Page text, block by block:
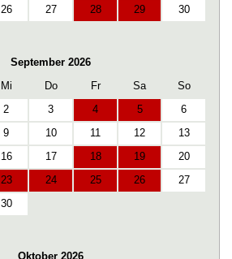
26 27 28 29
30
September 2026
Mi Do Fr Sa
So
2 3 4 5
6
9 10 11 12
13
16 17 18 19
20
23 24 25 26
27
30
Oktober 2026